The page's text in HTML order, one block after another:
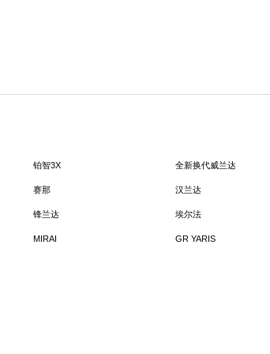
铂智3X 全新换代威兰达
赛那 汉兰达
锋兰达 埃尔法
MIRAI GR YARIS